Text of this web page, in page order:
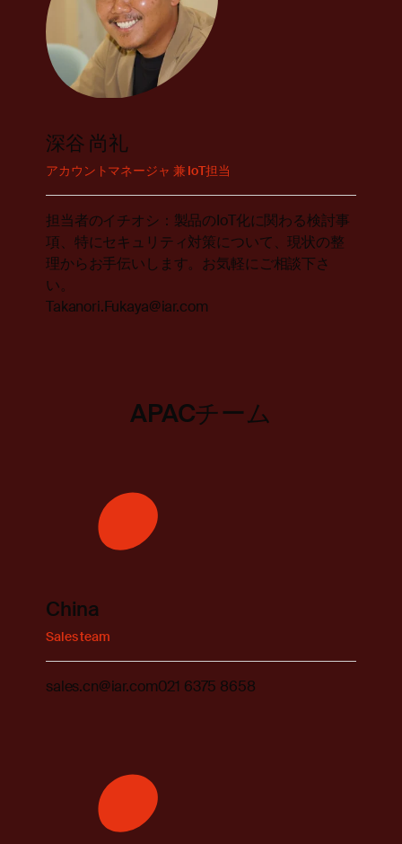
深谷 尚礼
アカウントマネージャ 兼 IoT担当
担当者のイチオシ：製品のIoT化に関わる検討事
項、特にセキュリティ対策について、現状の整
理からお手伝いします。お気軽にご相談下さ
い。
Takanori.Fukaya@iar.com
APACチーム
China
Sales team
sales.cn@iar.com021 6375 8658